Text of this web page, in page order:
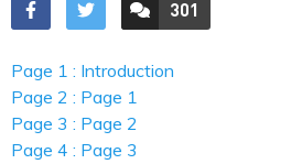
ACCÉDER AUX
301
COMMENTAIRES
Page 1 : Introduction
Page 2 : Page 1
Page 3 : Page 2
Page 4 : Page 3